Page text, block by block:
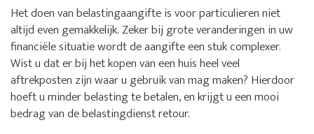
Het doen van belastingaangifte is voor particulieren niet
altijd even gemakkelijk. Zeker bij grote veranderingen in uw
financiële situatie wordt de aangifte een stuk complexer.
Wist u dat er bij het kopen van een huis heel veel
aftrekposten zijn waar u gebruik van mag maken? Hierdoor
hoeft u minder belasting te betalen, en krijgt u een mooi
bedrag van de belastingdienst retour.